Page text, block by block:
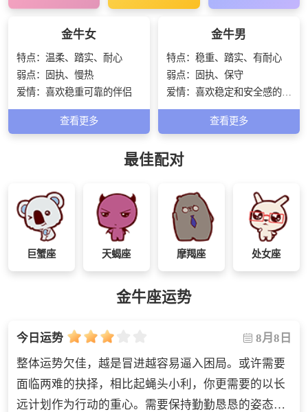
金牛女
特点： 温柔、踏实、耐心
弱点：
固执、慢热
爱情： 喜欢稳重可靠的伴侣
查看更多
金牛男
特点： 稳重、踏实、有耐心
弱点：
固执、保守
爱情： 喜欢稳定和安全感的伴
侣
查看更多
最佳配对
巨蟹座 天蝎座 摩羯座 处女座
金牛座运势
今日运势
8月8日
整体运势欠佳，越是冒进越容易逼入困局。或许需要
面临两难的抉择，相比起蝇头小利，你更需要的以长
远计划作为行动的重心。需要保持勤勤恳恳的姿态，